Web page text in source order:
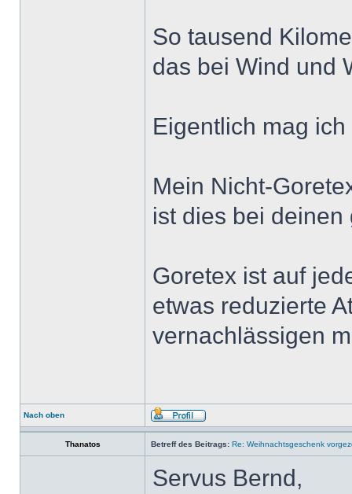
So tausend
das bei Wind und
Eigentlich mag
Mein Nicht-
ist dies bei deinen
Goretex ist auf
etwas reduzierte
vernachlässigen
Nach oben
Thanatos Betreff des Beitrags: Re: Weihnachtsgeschenk
Servus Bernd,